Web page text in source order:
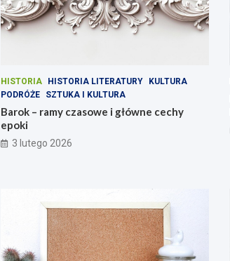
HISTORIA HISTORIA LITERATURY
KULTURA
PODRÓŻE
SZTUKA I KULTURA
Barok – ramy czasowe i główne cechy
epoki
3 lutego 2026